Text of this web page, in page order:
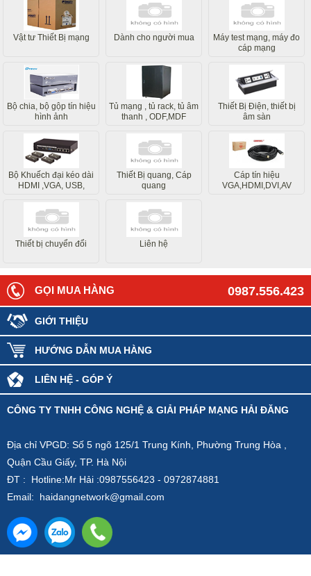
Vật tư Thiết Bị mạng Dành cho người mua
Máy test mạng, máy đo
cáp mạng
Bộ chia, bộ gộp tín hiệu
hình ảnh
Tủ mạng , tủ rack, tủ âm
thanh , ODF,MDF
Thiết Bị Điện, thiết bị
âm sàn
Bộ Khuếch đại kéo dài
HDMI ,VGA, USB,
Thiết Bị quang, Cáp
quang
Cáp tín hiệu
VGA,HDMI,DVI,AV
Thiết bị chuyển đổi Liên hệ
0987.556.423
GỌI MUA HÀNG
GIỚI THIỆU
HƯỚNG DẪN MUA HÀNG
LIÊN HỆ - GÓP Ý
CÔNG TY TNHH CÔNG NGHỆ & GIẢI PHÁP MẠNG HẢI ĐĂNG
Địa chỉ VPGD: Số 5 ngõ 125/1 Trung Kính, Phường Trung Hòa ,
Quận Cầu Giấy, TP. Hà Nội
ĐT : Hotline:Mr Hải :0987556423 - 0972874881
Email: haidangnetwork@gmail.com